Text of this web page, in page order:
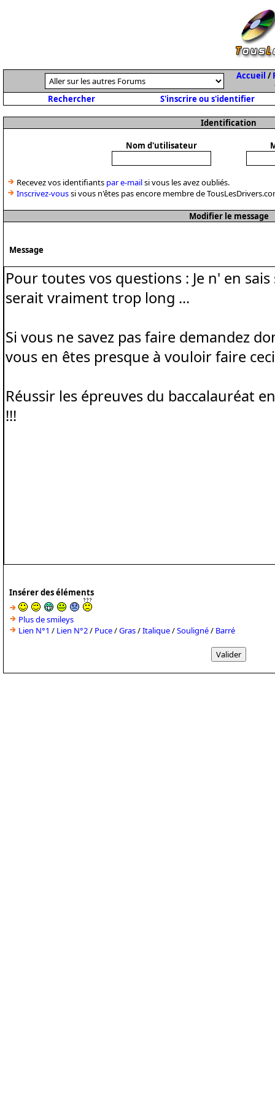
Accueil /
Rechercher
S'inscrire ou s'identifier
Identification
Nom d'utilisateur
Recevez vos identifiants par e-mailsi vous les avez oubliés.
Inscrivez-voussi vous n'êtes pas encore membre de
Modifier le message
Message
Insérer des éléments
Plus de smileys
Lien N°1 / Lien N°2/ Puce/Gras/Italique/Souligné/ Barré